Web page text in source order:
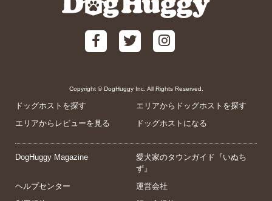
Copyright © DogHuggy Inc. All Rights Reserved.
ドッグホストを探す
エリアからドッグホストを探す
エリアからレビューを見る
ドッグホストになる
DogHuggy Magazine
愛犬家のタウンガイド『いぬち
ず』
ヘルプセンター
運営会社